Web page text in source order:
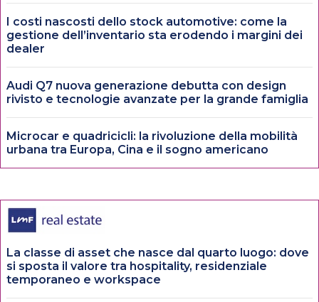
I costi nascosti dello stock automotive: come la
gestione dell’inventario sta erodendo i margini dei
dealer
Audi Q7 nuova generazione debutta con design
rivisto e tecnologie avanzate per la grande famiglia
Microcar e quadricicli: la rivoluzione della mobilità
urbana tra Europa, Cina e il sogno americano
La classe di asset che nasce dal quarto luogo: dove
si sposta il valore tra hospitality, residenziale
temporaneo e workspace